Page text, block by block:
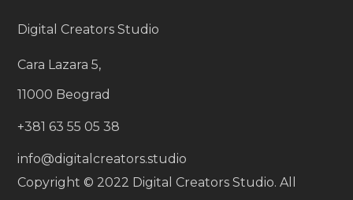
Digital Creators Studio
Cara Lazara 5,
11000 Beograd
+381 63 55 05 38
info@digitalcreators.studio
Copyright © 2022 Digital Creators Studio. All